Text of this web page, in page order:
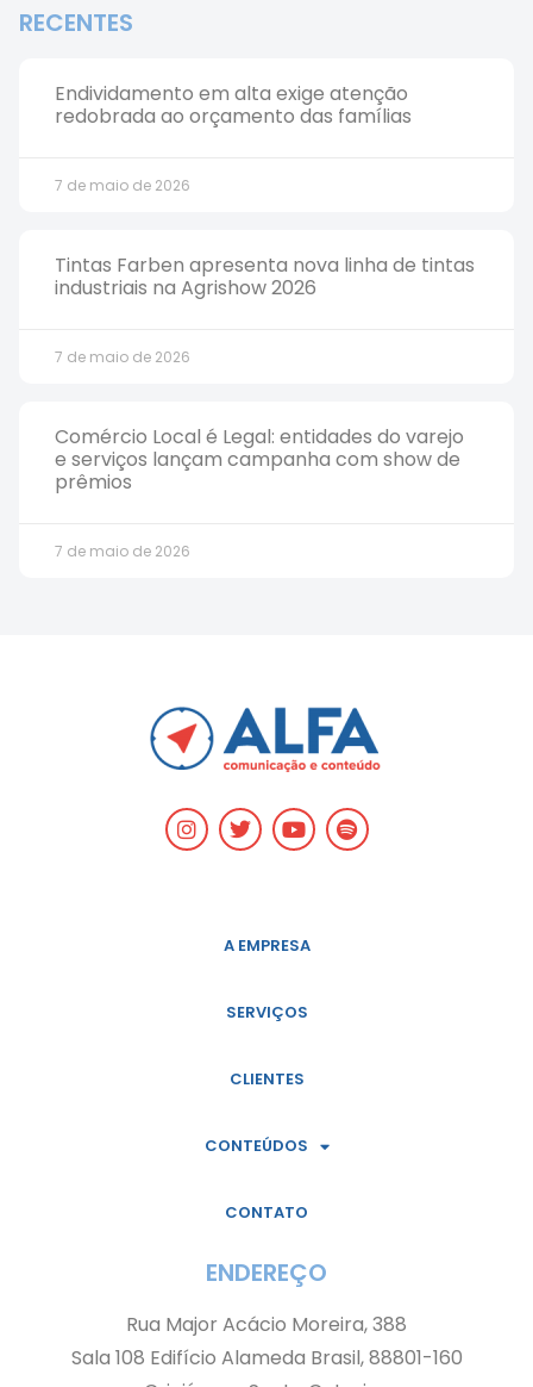
RECENTES
Endividamento em alta exige atenção
redobrada ao orçamento das famílias
7 de maio de 2026
Tintas Farben apresenta nova linha de tintas
industriais na Agrishow 2026
7 de maio de 2026
Comércio Local é Legal: entidades do varejo
e serviços lançam campanha com show de
prêmios
7 de maio de 2026
A EMPRESA
SERVIÇOS
CLIENTES
CONTEÚDOS
CONTATO
ENDEREÇO
Rua Major Acácio Moreira, 388
Sala 108 Edifício Alameda Brasil, 88801-160